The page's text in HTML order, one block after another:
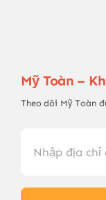
Mỹ Toàn –
Theo dõi Mỹ Toàn